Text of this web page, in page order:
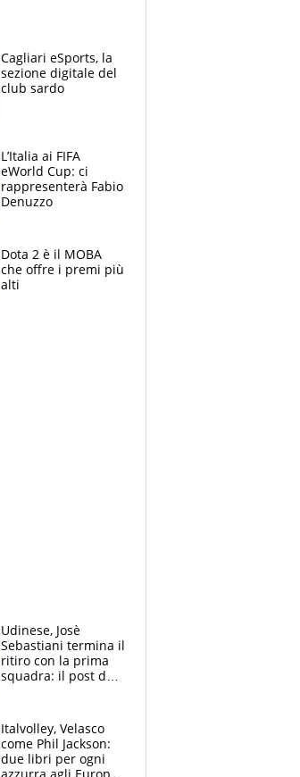
Cagliari eSports, la
sezione digitale del
club sardo
L’Italia ai FIFA
eWorld Cup: ci
rappresenterà Fabio
Denuzzo
Dota 2 è il MOBA
che offre i premi più
alti
Udinese, Josè
Sebastiani termina il
ritiro con la prima
squadra: il post del
sfondo
Italvolley, Velasco
come Phil Jackson:
due libri per ogni